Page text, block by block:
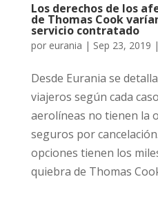
Los derechos de los
de Thomas Cook
servicio contratado
por eurania | Sep 23, 2019 |
Desde Eurania se
viajeros según cada
aerolíneas no tienen la
seguros por
opciones tienen los
quiebra de Thomas